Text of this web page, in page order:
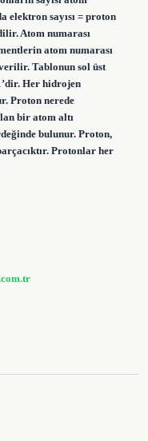
elektron sayısı = proton
Atom numarası
atom numarası
Tablonun sol üst
Her hidrojen
Proton nerede
bir atom altı
bulunur. Proton,
Protonlar her